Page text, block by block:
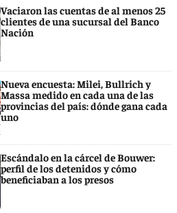
Vaciaron las cuentas de al menos 25
clientes de una sucursal del Banco
Nación
Nueva encuesta: Milei, Bullrich y
Massa medido en cada una de las
provincias del país: dónde gana cada
uno
Escándalo en la cárcel de Bouwer:
perfil de los detenidos y cómo
beneficiaban a los presos